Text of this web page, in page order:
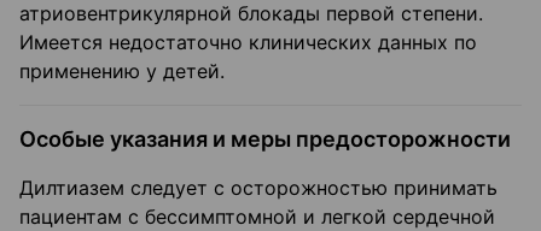
атриовентрикулярной блокады первой степени.
Имеется недостаточно клинических данных по
применению у детей.
Особые указания и меры предосторожности
Дилтиазем следует с осторожностью принимать
пациентам с бессимптомной и легкой сердечной